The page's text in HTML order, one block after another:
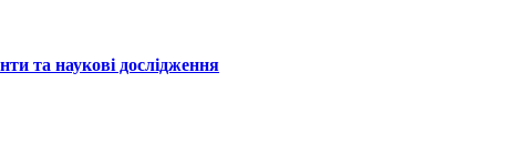
та наукові дослідження